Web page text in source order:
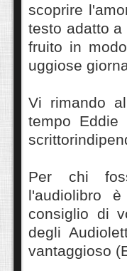
scoprire
testo adatto
fruito in
uggiose
Vi rimando
tempo Eddie
Per chi
l'audiolibro
consiglio di
degli
vantaggioso